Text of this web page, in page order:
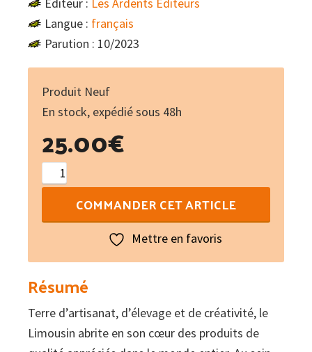
Langue : français
Parution : 10/2023
Produit Neuf
En stock, expédié sous 48h
25.00€
quantité
de
Cuisiner
l'excellence
d'un
COMMANDER CET ARTICLE
Mettre en favoris
Résumé
Terre d’artisanat, d’élevage et de créativité, le
Limousin abrite en son cœur des produits de